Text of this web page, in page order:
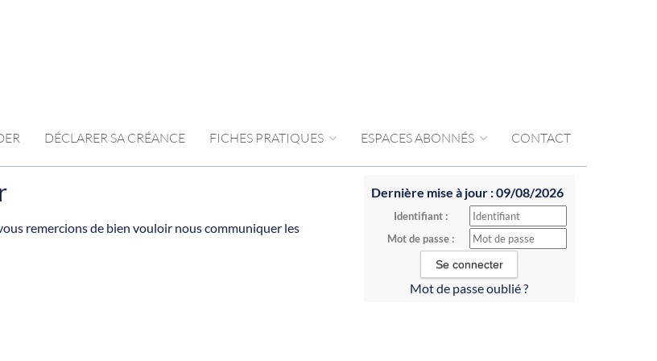
DÉCLARER SA CRÉANCE FICHES PRATIQUES ESPACES ABONNÉS CONTACT
Dernière mise à jour : 09/08/2026
Identifiant :
Mot de passe :
Mot de passe oublié ?
remercions de bien vouloir nous communiquer les